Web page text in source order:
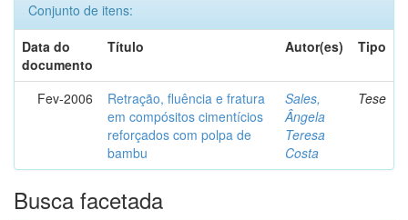
Conjunto de itens:
Data do
documento
Título Autor(es) Tipo
Fev-2006
Retração, fluência e fratura
em compósitos cimentícios
reforçados com polpa de
bambu
Sales,
Ângela
Teresa
Costa
Tese
Busca facetada